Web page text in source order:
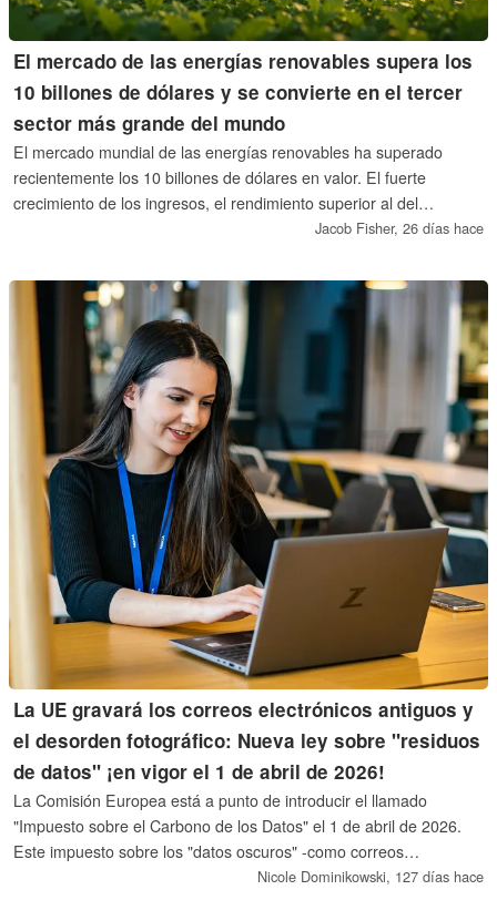
El mercado de las energías renovables supera los
10 billones de dólares y se convierte en el tercer
sector más grande del mundo
El mercado mundial de las energías renovables ha superado
recientemente los 10 billones de dólares en valor. El fuerte
crecimiento de los ingresos, el rendimiento superior al del
mercado y el aumento de los márgenes de beneficio indican que
mayoritaria, impulsada tanto por los objetivos climáticos como por
la seguridad energética.
Jacob Fisher, 26 días hace
La UE gravará los correos electrónicos antiguos y
el desorden fotográfico: Nueva ley sobre "residuos
de datos" ¡en vigor el 1 de abril de 2026!
La Comisión Europea está a punto de introducir el llamado
"Impuesto sobre el Carbono de los Datos" el 1 de abril de 2026.
Este impuesto sobre los "datos oscuros" -como correos
electrónicos antiguos o fotos duplicadas- está diseñado para
Nicole Dominikowski, 127 días hace